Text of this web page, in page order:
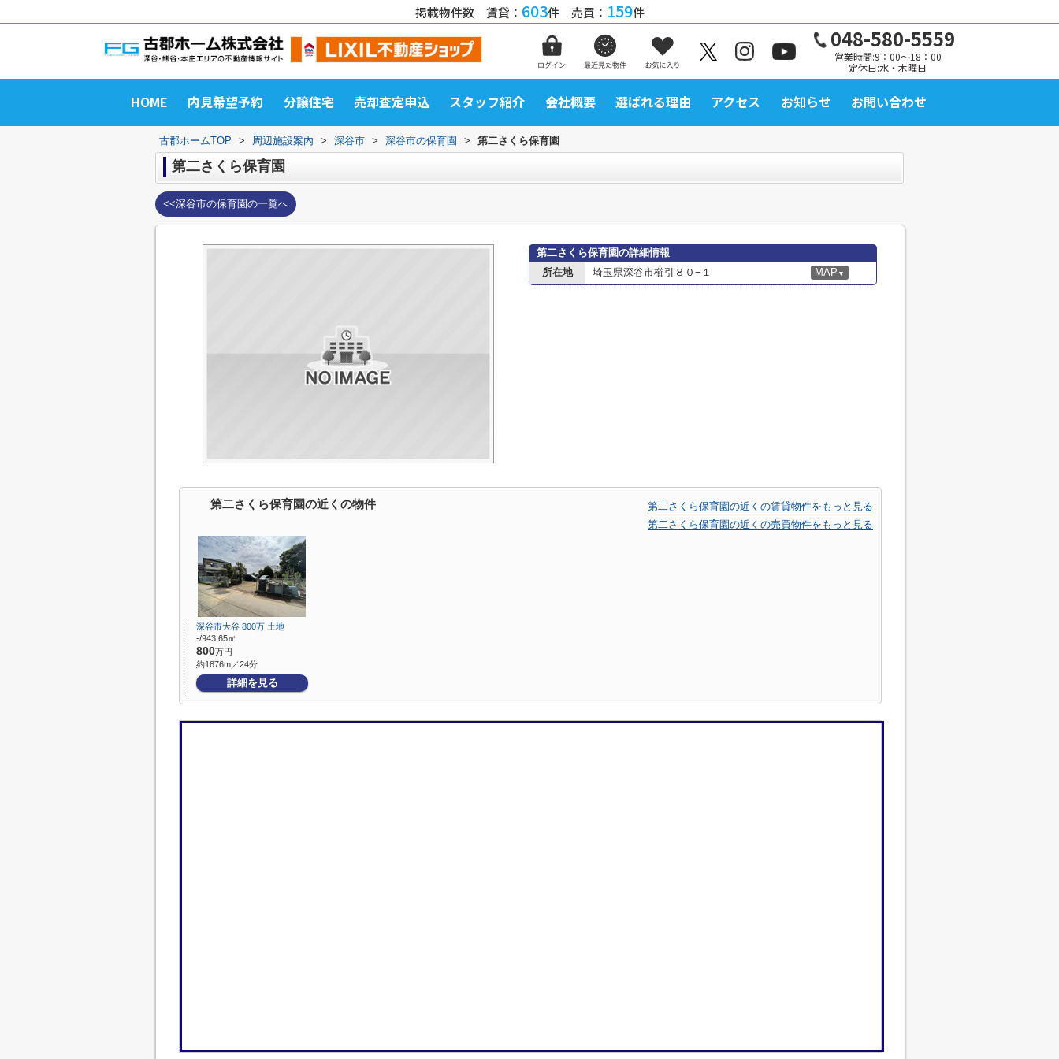
掲載物件数 賃貸： 603件 売買： 159件
048-580-5559
営業時間:9：00～18：00
定休日:水・木曜日
HOME 内見希望予約 分譲住宅 売却査定申込 スタッフ紹介 会社概要 選ばれる理由 アクセス お知らせ お問い合わせ
古郡ホームTOP > 周辺施設案内 > 深谷市 > 深谷市の保育園 > 第二さくら保育園
第二さくら保育園
<<深谷市の保育園の一覧へ
第二さくら保育園の詳細情報
所在地
埼玉県深谷市櫛引８０−１ MAP ▼
第二さくら保育園の近くの物件
第二さくら保育園の近くの賃貸物件をもっと見る
第二さくら保育園の近くの売買物件をもっと見る
深谷市大谷 800万 土地
-/943.65㎡
800万円
約1876m／24分
詳細を見る